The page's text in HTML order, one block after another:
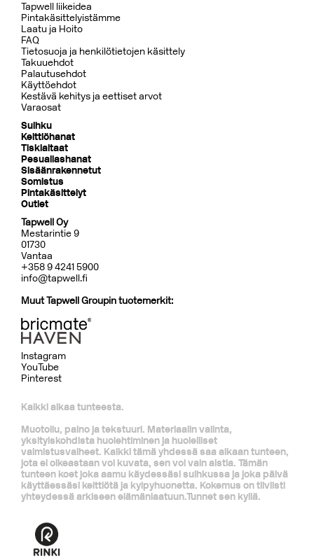
Tapwell liikeidea
Pintakäsittelyistämme
Laatu ja Hoito
FAQ
Tietosuoja ja henkilötietojen käsittely
Takuuehdot
Palautusehdot
Käyttöehdot
Kestävä kehitys ja eettiset arvot
Varaosat
Suihku
Keittiöhanat
Tiskialtaat
Pesuallashanat
Sisäänrakennetut
Somistus
Pintakäsittelyt
Outlet
Tapwell Oy
Mestarintie 9
01730
Vantaa
+358 9 4241 5900
info@tapwell.fi
Muut Tapwell Groupin tuotemerkit:
Kaikki alkaa tunteesta.
Muotoilu, paino ja tekstuuri. Materiaalin valinta,
yksityiskohdista huolehtiminen ja huolelliset
valmistusvaiheet. Kaikki tämä yhdessä saa aikaan tunteen,
jota ei oikeastaan voi kuvata, sen voi vain aistia. Tämän
tunteen koet joka aamu käydessäsi suihkussa ja joka päivä
käyttäessäsi keittiötä ja kylpyhuonetta. Kokemus on tiiviisti
yhteydessä arkiseen elämänlaatuun.Tunnet sen kyllä.
Instagram
YouTube
Pinterest